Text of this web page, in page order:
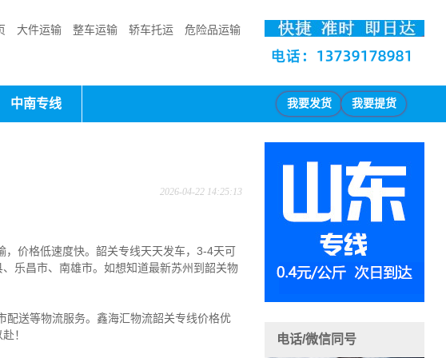
大件运输 整车运输 轿车托运 危险品运输
中南专线 我要发货 我要提货
2026-04-22 14:25:13
价格低速度快。 韶关专线天天发车，3-4天可
乐昌市、南雄市。 如想知道最新苏州到韶关物
送等物流服务。 鑫海汇物流韶关专线价格优
！ 电话/微信同号